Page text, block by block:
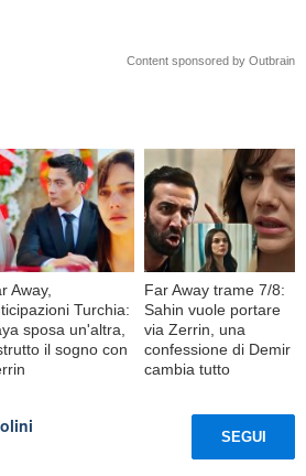
Content sponsored by Outbrain
Away,
Turchia:
sposa un'altra,
il sogno con
Far Away trame 7/8:
Sahin vuole portare
via Zerrin, una
confessione di Demir
cambia tutto
SEGUI